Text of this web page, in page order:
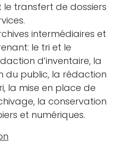
transfert de dossiers
intermédiaires et
le tri et le
d’inventaire, la
du public, la rédaction
la mise en place de
la conservation
et numériques.